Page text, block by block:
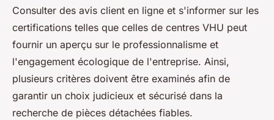
Consulter des avis client en ligne et s'informer sur les
certifications telles que celles de centres VHU peut
fournir un aperçu sur le professionnalisme et
l'engagement écologique de l'entreprise. Ainsi,
plusieurs critères doivent être examinés afin de
garantir un choix judicieux et sécurisé dans la
recherche de pièces détachées fiables.